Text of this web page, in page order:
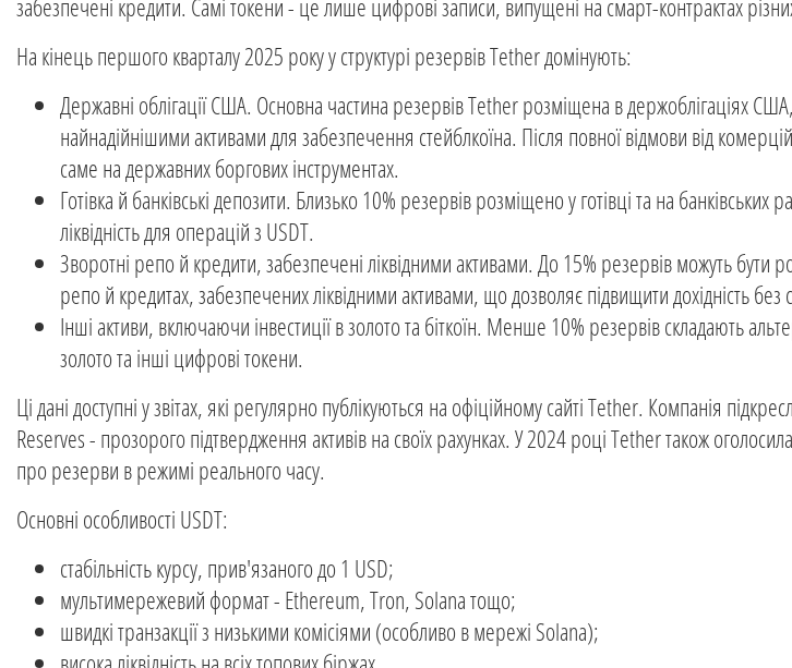
забезпечені кредити. Самі токени - це лише цифрові записи, випущені на смарт-контрактах
На кінець першого кварталу 2025 року у структурі резервів Tether домінують:
Державні облігації США. Основна частина резервів Tether розміщена в держоблігаціях
найнадійнішими активами для забезпечення стейблкоїна. Після повної відмови від
саме на державних боргових інструментах.
Готівка й банківські депозити. Близько 10% резервів розміщено у готівці та на банківських
ліквідність для операцій з USDT.
Зворотні репо й кредити, забезпечені ліквідними активами. До 15% резервів можуть бути
репо й кредитах, забезпечених ліквідними активами, що дозволяє підвищити дохідність без
Інші активи, включаючи інвестиції в золото та біткоїн. Менше 10% резервів складають
золото та інші цифрові токени.
Ці дані доступні у звітах, які регулярно публікуються на офіційному сайті Tether. Компанія
Reserves - прозорого підтвердження активів на своїх рахунках. У 2024 році Tether також
про резерви в режимі реального часу.
Основні особливості USDT:
стабільність курсу, прив'язаного до 1 USD;
мультимережевий формат - Ethereum, Tron, Solana тощо;
швидкі транзакції з низькими комісіями (особливо в мережі Solana);